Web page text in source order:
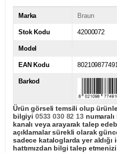
Marka Braun
Stok Kodu 42000072
Model
EAN Kodu
Barkod
Ürün görseli temsili olup
bilgiyi 0533 030 82 13numaralı
kanalı veya arayarak talep
açıklamalar sürekli olarak
sadece kataloglarda yer
hattımızdan bilgi talep